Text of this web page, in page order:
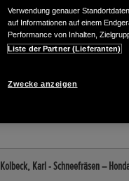
09402/2888
Kolbeck, Karl - Schneefräsen –
Verwendung genauer
auf Informationen auf einem
Performance von Inhalten,
Liste der Partner (Lieferanten)
Zwecke anzeigen